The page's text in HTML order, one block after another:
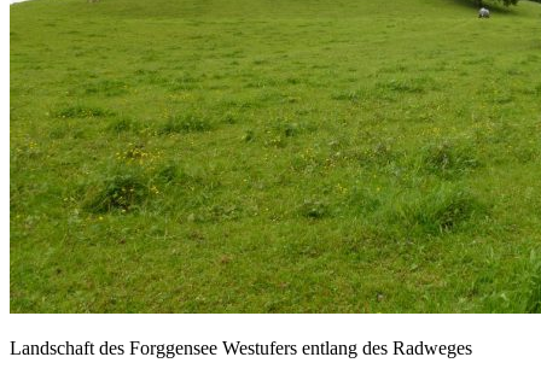
Landschaft des Forggensee Westufers entlang des Radweges